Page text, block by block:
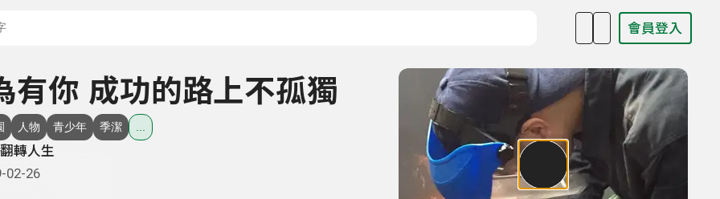
會員登入
有你 成功的路上不孤獨
人物 青少年 季潔
轉人生
02-26